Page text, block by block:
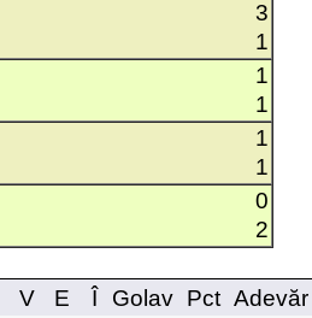
3
1
1
1
1
1
0
2
V E Î Golav Pct Adevăr